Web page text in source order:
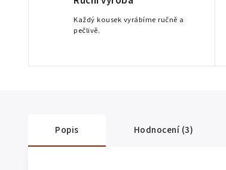
Každý kousek vyrábíme ručně a
pečlivě.
Popis Hodnocení (3)